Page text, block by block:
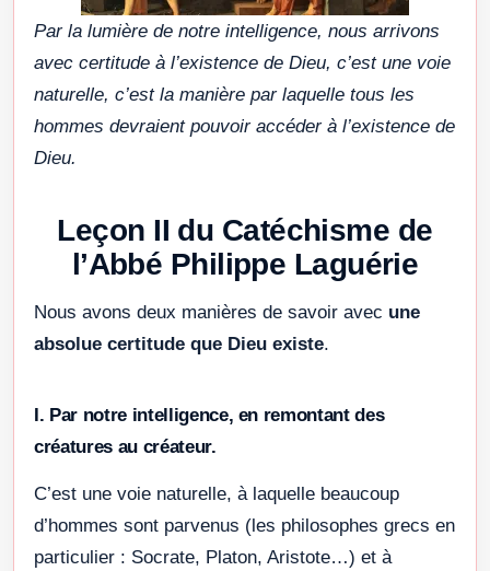
Par la lumière de notre intelligence, nous arrivons
avec certitude à l’existence de Dieu, c’est une voie
naturelle, c’est la manière par laquelle tous les
hommes devraient pouvoir accéder à l’existence de
Dieu.
Leçon II du Catéchisme de
l’Abbé Philippe Laguérie
Nous avons deux manières de savoir avec une
absolue certitude que Dieu existe.
I. Par notre intelligence, en remontant des
créatures au créateur.
C’est une voie naturelle, à laquelle beaucoup
d’hommes sont parvenus (les philosophes grecs en
particulier : Socrate, Platon, Aristote…) et à